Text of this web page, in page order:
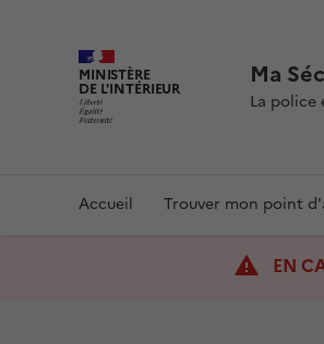
MINISTÈRE
DE L'INTÉRIEUR Ma
La police
principaleAccueil Trouver mon point
EN